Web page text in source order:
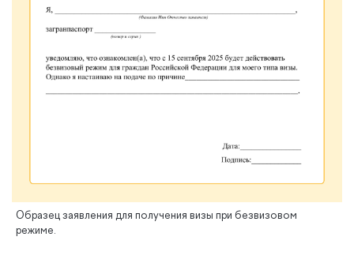
Образец заявления для получения визы при безвизовом
режиме.